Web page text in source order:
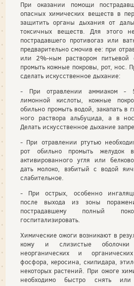
При оказании помощи
опасных химических веществ в
защитить органы дыхания от
токсичных веществ. Для этого
пострадавшего противогаз или
предварительно смочив ее: при
или 2%-ным раствором питьевой
промыть кожные покровы, рот, нос.
сделать искусственное дыхание:
- При отравлении аммиаком -
лимонной кислоты, кожные
обильно промыть водой, закапать в
ного раствора альбуцида, а в
Делать искусственное дыхание
- При отравлении ртутью
рот обильно промыть
активированного угля или
дать молоко, взбитый с водой
слабительное.
- При острых, особенно
после выхода из зоны
пострадавшему полный
госпитализировать.
Химические ожоги возникают в
кожу и слизистые оболочки
неорганических и
фосфора, керосина, скипидара,
некоторых растений. При ожоге
необходимо быстро снять или